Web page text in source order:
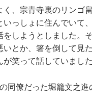
、宗青寺裏のリンゴ
っしょに住んでいて
しようとしました。
とか、箸を倒して見
笑って話していました
僚だった堀籠文之進